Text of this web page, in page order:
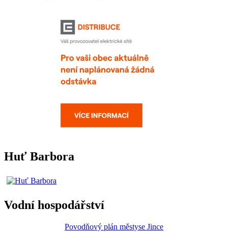
Huť Barbora
Vodní hospodářství
Povodňový plán městyse Jince